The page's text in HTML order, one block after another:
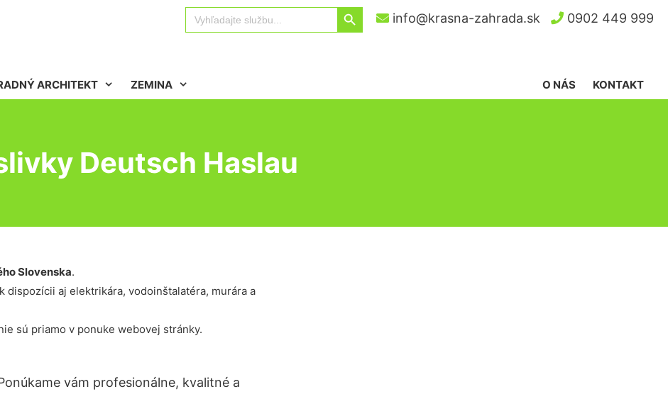
Search
for:
Search Button
info@krasna-zahrada.sk 0902 449 999
ARCHITEKT ZEMINA KONTAKT
O NÁS
Deutsch Haslau
Slovenska.
aj elektrikára, vodoinštalatéra, murára a
sú priamo v ponuke webovej stránky.
vám profesionálne, kvalitné a